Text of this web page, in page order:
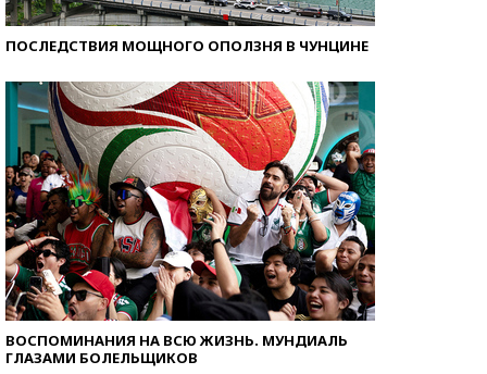
ПОСЛЕДСТВИЯ МОЩНОГО ОПОЛЗНЯ В ЧУНЦИНЕ
ВОСПОМИНАНИЯ НА ВСЮ ЖИЗНЬ. МУНДИАЛЬ
ГЛАЗАМИ БОЛЕЛЬЩИКОВ